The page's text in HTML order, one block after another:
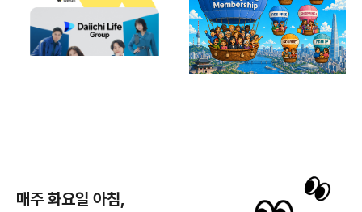
매주 화요일 아침,